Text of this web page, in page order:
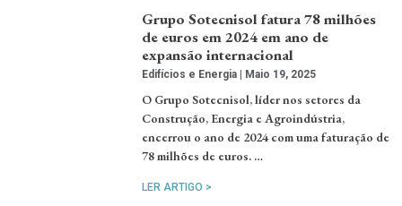
Grupo Sotecnisol fatura 78 milhões
de euros em 2024 em ano de
expansão internacional
Edifícios e Energia Maio 19, 2025
O Grupo Sotecnisol, líder nos setores da
Construção, Energia e Agroindústria,
encerrou o ano de 2024 com uma faturação de
78 milhões de euros. …
LER ARTIGO >